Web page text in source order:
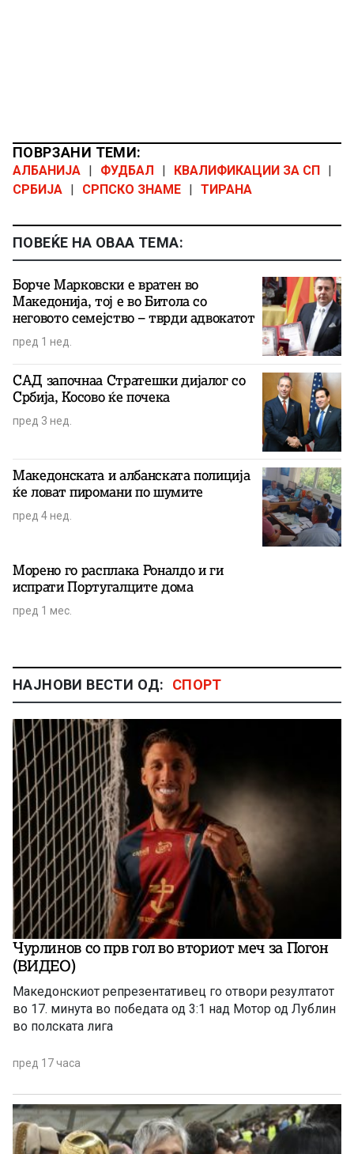
ПОВРЗАНИ ТЕМИ:
АЛБАНИЈА ФУДБАЛ КВАЛИФИКАЦИИ ЗА СП
СРБИЈА
СРПСКО ЗНАМЕ ТИРАНА
ПОВЕЌЕ НА ОВАА ТЕМА:
Борче Марковски е вратен во
Македонија, тој е во Битола со
неговото семејство – тврди адвокатот
пред 1 нед.
САД започнаа Стратешки дијалог со
Србија, Косово ќе почека
пред 3 нед.
Македонската и албанската полиција
ќе ловат пиромани по шумите
пред 4 нед.
Морено го расплака Роналдо и ги
испрати Португалците дома
пред 1 мес.
НАЈНОВИ ВЕСТИ ОД: СПОРТ
Чурлинов со прв гол во вториот меч за Погон
(ВИДЕО)
Македонскиот репрезентативец го отвори резултатот
во 17. минута во победата од 3:1 над Мотор од Лублин
во полската лига
пред 17 часа